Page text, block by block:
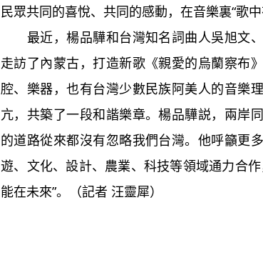
民眾共同的喜悅、共同的感動，在音樂裏“歌中
最近，楊品驊和台灣知名詞曲人吳旭文
走訪了內蒙古，打造新歌《親愛的烏蘭察布
腔、樂器，也有台灣少數民族阿美人的音樂
亢，共築了一段和諧樂章。楊品驊説，兩岸
的道路從來都沒有忽略我們台灣。他呼籲更
遊、文化、設計、農業、科技等領域通力合
能在未來”。（記者 汪靈犀）